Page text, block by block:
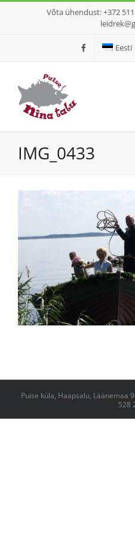
Skip
Võta ühendust: +372
Eesti
IMG_0433
Puise küla, Haapsalu, Läänemaa
528